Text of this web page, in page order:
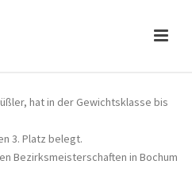
hat in der Gewichtsklasse bis
3. Platz belegt.
Bezirksmeisterschaften in Bochum